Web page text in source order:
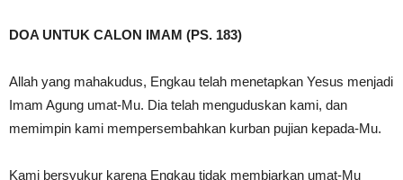
DOA UNTUK CALON IMAM (PS. 183)
Allah yang mahakudus, Engkau telah menetapkan Yesus menjadi
Imam Agung umat-Mu. Dia telah menguduskan kami, dan
memimpin kami mempersembahkan kurban pujian kepada-Mu.
Kami bersyukur karena Engkau tidak membiarkan umat-Mu